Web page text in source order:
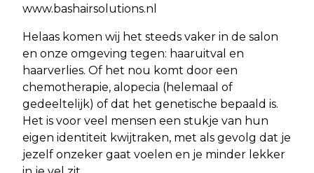
www.bashairsolutions.nl
Helaas komen wij het steeds vaker in de salon
en onze omgeving tegen: haaruitval en
haarverlies. Of het nou komt door een
chemotherapie, alopecia (helemaal of
gedeeltelijk) of dat het genetische bepaald is.
Het is voor veel mensen een stukje van hun
eigen identiteit kwijtraken, met als gevolg dat je
jezelf onzeker gaat voelen en je minder lekker